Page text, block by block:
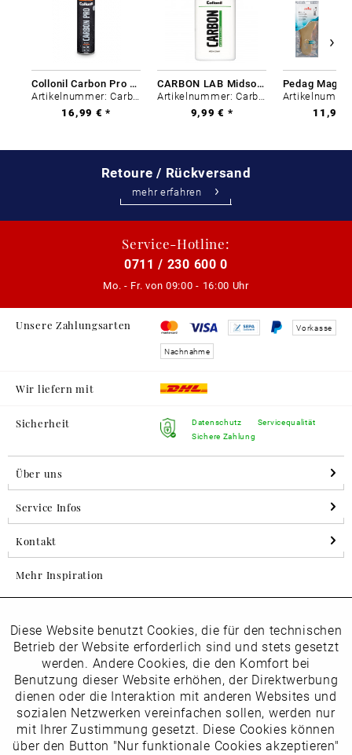
Collonil Carbon Pro 400 ml
16,99 € *
CARBON LAB Midsole Cleaner
9,99 € *
11,99
Retoure / Rückversand
mehr erfahren
Service-Hotline:
0711 / 230 600 0
Mo. - Fr. von 09:00 - 16:00 Uhr
Unsere Zahlungsarten Vorkasse
Nachnahme
Wir liefern mit
Sicherheit
Datenschutz
Sichere Zahlung
Servicequalität
Über uns
Service Infos
Kontakt
Mehr Inspiration
Folgen Sie uns auf Instagram
horsch_schuhe
Newsletter
Funktionale Aktiv
Marketing Inaktiv
Tracking Inaktiv
Diese Website benutzt Cookies, die für den technischen
Betrieb der Website erforderlich sind und stets gesetzt
werden. Andere Cookies, die den Komfort bei
Benutzung dieser Website erhöhen, der Direktwerbung
dienen oder die Interaktion mit anderen Websites und
sozialen Netzwerken vereinfachen sollen, werden nur
mit Ihrer Zustimmung gesetzt. Diese Cookies können
über den Button "Nur funktionale Cookies akzeptieren"